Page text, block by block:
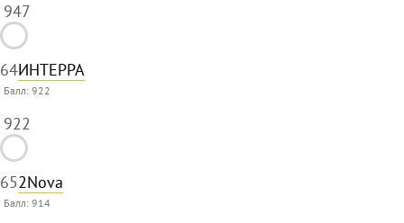
947
64ИНТЕРРА
Балл:922
922
652Nova
Балл:914